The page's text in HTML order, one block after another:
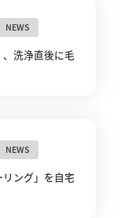
NEWS
、洗浄直後に毛
NEWS
ング」を自宅